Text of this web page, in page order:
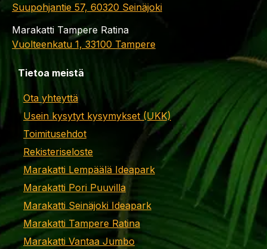
Suupohjantie 57, 60320 Seinäjoki
Marakatti Tampere Ratina
Vuolteenkatu 1, 33100 Tampere
Tietoa meistä
Ota yhteyttä
Usein kysytyt kysymykset (UKK)
Toimitusehdot
Rekisteriseloste
Marakatti Lempäälä Ideapark
Marakatti Pori Puuvilla
Marakatti Seinäjoki Ideapark
Marakatti Tampere Ratina
Marakatti Vantaa Jumbo